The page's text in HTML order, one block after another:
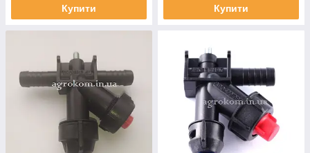
Купити Купити